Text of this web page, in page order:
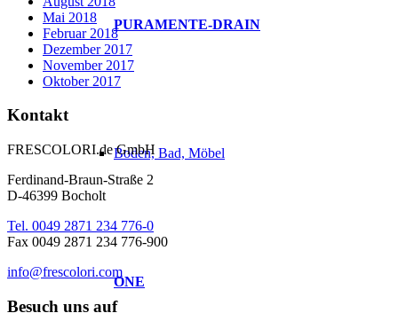
PURAMENTE-DRAIN
Boden, Bad, Möbel
ONE
Mai 2018
Februar 2018
Dezember 2017
November 2017
Oktober 2017
Kontakt
FRESCOLORI.de GmbH
Ferdinand-Braun-Straße 2
D-46399 Bocholt
Tel. 0049 2871 234 776-0
Fax 0049 2871 234 776-900
info@frescolori.com
Besuch uns auf